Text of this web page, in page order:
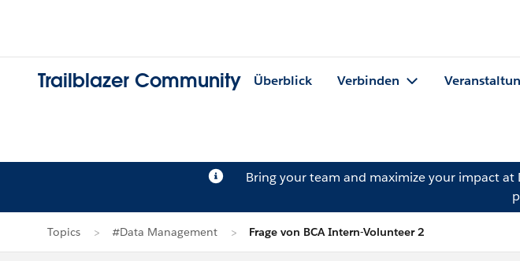
Trailblazer Community Überblick Verbinden
Bring your team and maximize your impact at
Topics #Data Management Frage von BCA Intern-Volunteer 2